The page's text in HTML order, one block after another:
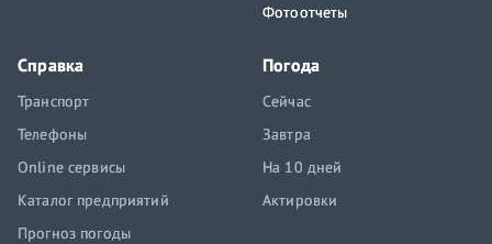
Фотоотчеты
Справка
Транспорт
Телефоны
Online сервисы
Каталог предприятий
Прогноз погоды
Погода
Сейчас
Завтра
На 10 дней
Актировки